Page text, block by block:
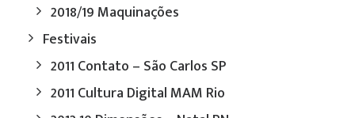
2018/19 Maquinações
Festivais
2011 Contato – São Carlos SP
2011 Cultura Digital MAM Rio